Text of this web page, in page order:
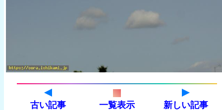
古い記事 一覧表示 新しい記事